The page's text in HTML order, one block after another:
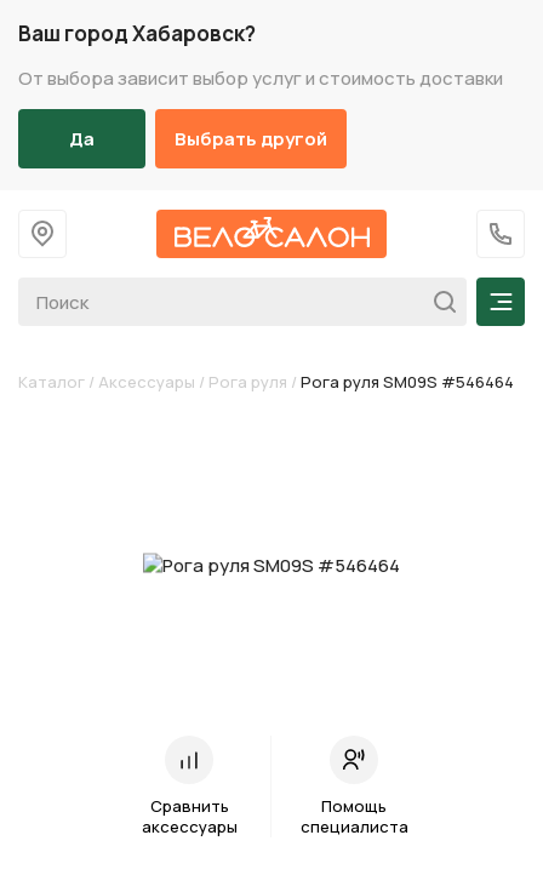
Ваш город Хабаровск?
От выбора зависит выбор услуг и стоимость доставки
Да Выбрать другой
На главную
+7
Каталог / Аксессуары / Рога руля / Рога руля SM09S #546464
Сравнить
аксессуары
Помощь
специалиста